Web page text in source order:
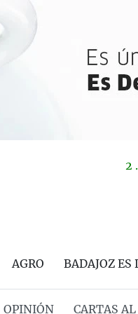
2
AGRO BADAJOZ ES
OPINIÓN CARTAS